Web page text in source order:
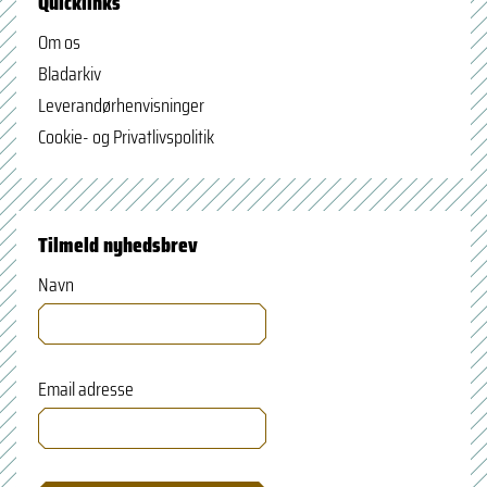
Om os
Bladarkiv
Leverandørhenvisninger
Cookie- og Privatlivspolitik
Tilmeld nyhedsbrev
Navn
Email adresse